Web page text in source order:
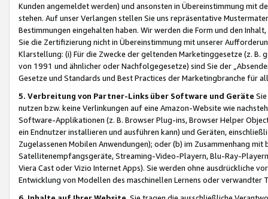
Kunden angemeldet werden) und ansonsten in Übereinstimmung mit
stehen. Auf unser Verlangen stellen Sie uns repräsentative
Bestimmungen eingehalten haben. Wir werden die Form und den
Sie die Zertifizierung nicht in Übereinstimmung mit unserer
Klarstellung: (i) Für die Zwecke der geltenden Marketinggesetze (z. B.
von 1991 und ähnlicher oder Nachfolgegesetze) sind Sie der
Gesetze und Standards und Best Practices der Marketingbranche für
5. Verbreitung von Partner-Links über Software und Geräte
nutzen bzw. keine Verlinkungen auf eine Amazon-Website wie
Software-Applikationen (z. B. Browser Plug-ins, Browser Helper
ein Endnutzer installieren und ausführen kann) und Geräten,
Zugelassenen Mobilen Anwendungen); oder (b) im Zusammenhang
Satellitenempfangsgeräte, Streaming-Video-Playern, Blu-Ray-
Viera Cast oder Vizio Internet Apps). Sie werden ohne ausdrückliche
Entwicklung von Modellen des maschinellen Lernens oder